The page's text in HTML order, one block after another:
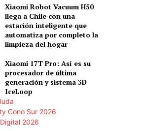
Xiaomi Robot Vacuum H50
llega a Chile con una
estación inteligente que
automatiza por completo la
limpieza del hogar
Xiaomi 17T Pro: Así es su
procesador de última
generación y sistema 3D
IceLoop